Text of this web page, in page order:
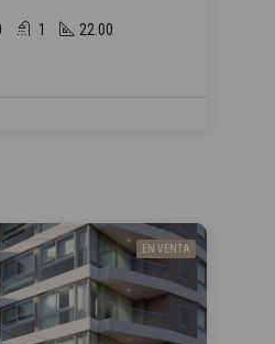
1 22.00
EN VENTA